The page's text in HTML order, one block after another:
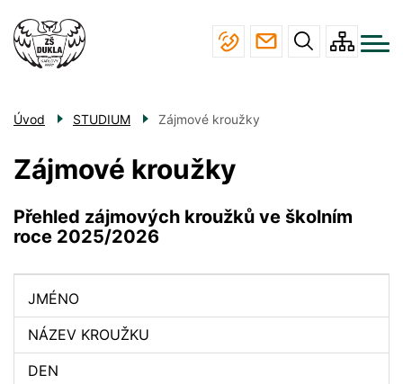
hlavnímu
Menu
navigace
ŠKOLA
STUDIUM
ÚŘEDNÍ DESKA
KONTAKTY
Úvod STUDIUM Zájmové kroužky
Zájmové kroužky
Přehled zájmových kroužků ve školním
roce 2025/2026
JMÉNO
NÁZEV KROUŽKU
DEN